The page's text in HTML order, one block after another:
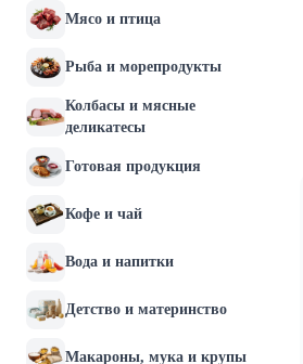
Мясо и птица
Рыба и морепродукты
Колбасы и мясные
деликатесы
Готовая продукция
Кофе и чай
Вода и напитки
Детство и материнство
Макароны, мука и крупы